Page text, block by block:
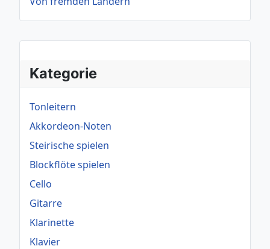
Kategorie
Tonleitern
Akkordeon-Noten
Steirische spielen
Blockflöte spielen
Cello
Gitarre
Klarinette
Klavier